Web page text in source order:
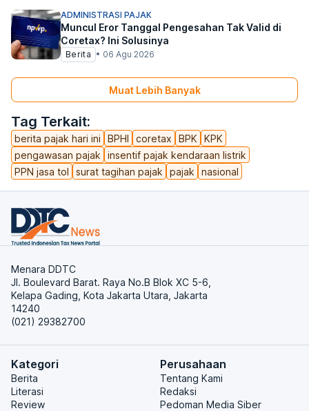
Tag Terkait:
berita pajak hari ini BPHI coretax BPK
KPK
pengawasan pajak
insentif pajak kendaraan listrik
PPN jasa tol
surat tagihan pajak pajak nasional
ADMINISTRASI PAJAK
Muncul Eror Tanggal Pengesahan Tak Valid di
Coretax? Ini Solusinya
Berita • 06 Agu 2026
Muat Lebih Banyak
Menara DDTC
Jl. Boulevard Barat. Raya No.B Blok XC 5-6,
Kelapa Gading, Kota Jakarta Utara, Jakarta
14240
(021) 29382700
Kategori
Berita
Literasi
Review
Perusahaan
Tentang Kami
Redaksi
Pedoman Media Siber